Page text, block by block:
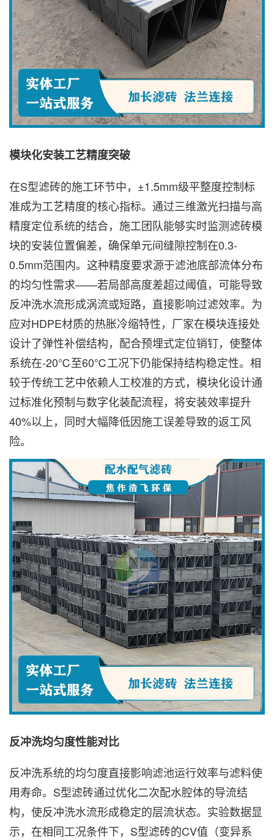
模块化安装工艺精度突破
在S型滤砖的施工环节中，±1.5mm级平整度控制标
准成为工艺精度的核心指标。通过三维激光扫描与高
精度定位系统的结合，施工团队能够实时监测滤砖模
块的安装位置偏差，确保单元间缝隙控制在0.3-
0.5mm范围内。这种精度要求源于滤池底部流体分布
的均匀性需求——若局部高度差超过阈值，可能导致
反冲洗水流形成涡流或短路，直接影响过滤效率。为
应对HDPE材质的热胀冷缩特性，厂家在模块连接处
设计了弹性补偿结构，配合预埋式定位销钉，使整体
系统在-20℃至60℃工况下仍能保持结构稳定性。相
较于传统工艺中依赖人工校准的方式，模块化设计通
过标准化预制与数字化装配流程，将安装效率提升
40%以上，同时大幅降低因施工误差导致的返工风
险。
反冲洗均匀度性能对比
反冲洗系统的均匀度直接影响滤池运行效率与滤料使
用寿命。S型滤砖通过优化二次配水腔体的导流结
构，使反冲洗水流形成稳定的层流状态。实验数据显
示，在相同工况条件下，S型滤砖的CV值（变异系